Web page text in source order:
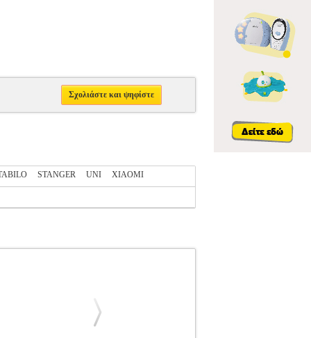
Σχολιάστε και ψηφίστε
STANGER UNI XIAOMI